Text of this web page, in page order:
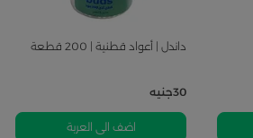
داندل | أعواد قطنية | 200 قطعة
30جنيه
اضف الى العربة